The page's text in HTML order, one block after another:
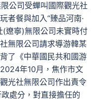
公司受蟬叫國際觀光社
者餐與加入“臻品河南·
(遼寧)無限公司未實時付
無限公司請求導游韓某
了《中華國民共和國游
年10月，焦作市文
光社無限公司作出責令
處分，對直接擔任的